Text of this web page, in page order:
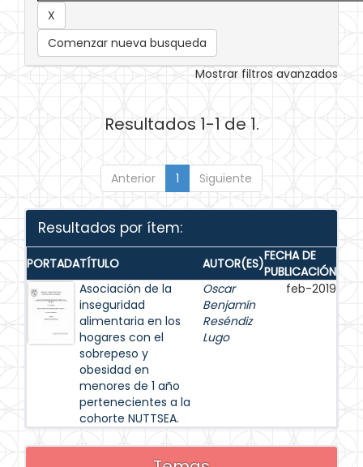
Comenzar nueva busqueda
Mostrar filtros avanzados
Resultados 1-1 de 1.
Anterior 1 Siguiente
Resultados por ítem:
PORTADATÍTULO AUTOR(ES)FECHA DE
PUBLICACIÓN
Asociación de la
inseguridad
alimentaria en los
hogares con el
sobrepeso y
obesidad en
menores de 1 año
pertenecientes a la
cohorte NUTTSEA.
Oscar
Benjamín
Reséndiz
Lugo
feb-2019